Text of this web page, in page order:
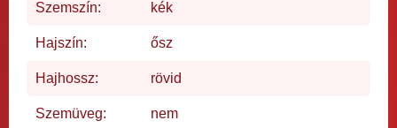
Szemszín: kék
Hajszín: ősz
Hajhossz: rövid
Szemüveg: nem